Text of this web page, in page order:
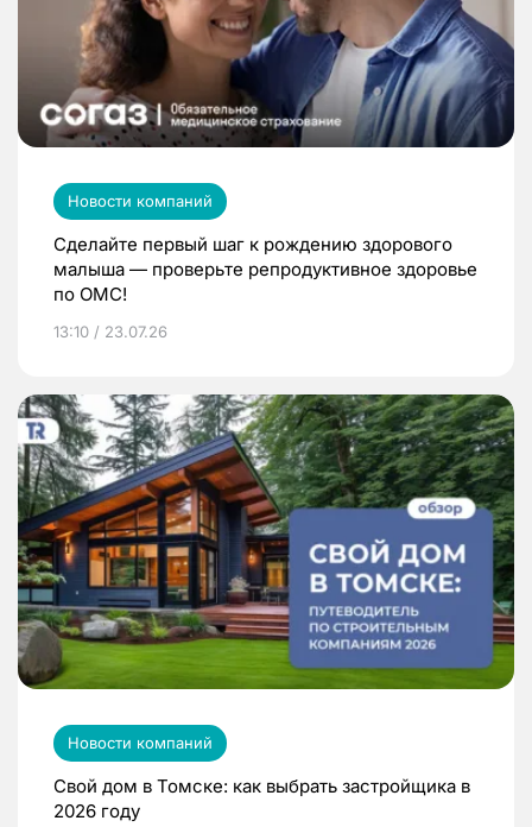
Новости компаний
Сделайте первый шаг к рождению здорового
малыша — проверьте репродуктивное здоровье
по ОМС!
13:10 / 23.07.26
Новости компаний
Свой дом в Томске: как выбрать застройщика в
2026 году